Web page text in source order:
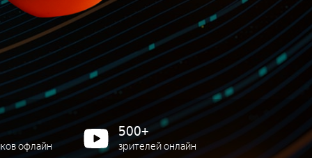
офлайн
500+
зрителей онлайн